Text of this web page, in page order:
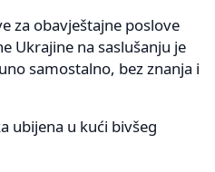
za obavještajne poslove
Ukrajine na saslušanju je
samostalno, bez znanja i
ubijena u kući bivšeg